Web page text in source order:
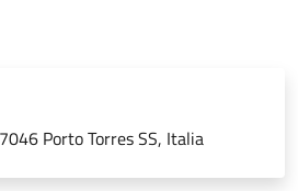
Porto Torres SS, Italia